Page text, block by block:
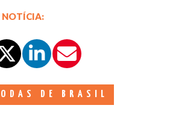
NOTÍCIA:
DE BRASIL